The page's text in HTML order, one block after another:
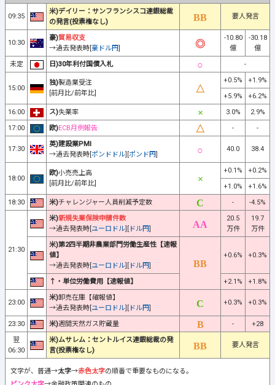
09:35
米)デイリー：サンフランシスコ連銀総裁
の発言(投票権なし)
要人発言
10:30
豪)貿易収支
→過去発表時[豪ドル円]
-10.80
億
-30.18
億
未定
日)30年利付国債入札 -
15:00
独)製造業受注
[前月比/前年比]
+0.5%
+1.9%
+5.9%
+6.2%
16:00
ス)失業率 3.0%
2.9%
17:00
欧)ECB月例報告 - -
17:30
英)建設業PMI
→過去発表時[ポンドドル][ポンド円]
40.0 38.4
18:00
欧)小売売上高
[前月比/前年比]
+0.1%
+0.2%
+1.0%
+1.6%
18:30
米)チャレンジャー人員削減予定数 - -4.5%
21:30
米)新規失業保険申請件数
→過去発表時[ユーロドル][ ドル円]
20.5
万件
19.7
万件
米)第2四半期非農業部門労働生産性【速報
値】
→過去発表時[ユーロドル][ ドル円]
+0.6% +0.3%
↑・単位労働費用【速報値】 +2.1% +1.8%
23:00
米)卸売在庫【確報値】
→過去発表時[ユーロドル][ ドル円]
+0.3% +0.3%
23:30 米)週間天然ガス貯蔵量 -
+28
翌
06:30
米)ムサレム：セントルイス連銀総裁の発
言(投票権なし)
要人発言
文字が、普通→太字→赤色太字の順番で重要なものになる。